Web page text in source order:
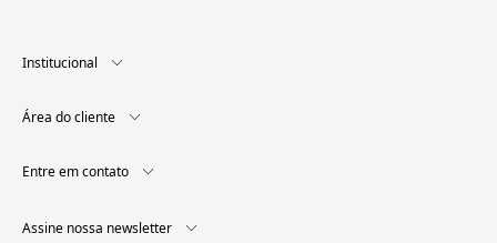
Institucional
Área do cliente
Entre em contato
Assine nossa newsletter